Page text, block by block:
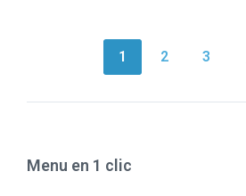
NAVIGATION
1 2 3
Menu en 1 clic